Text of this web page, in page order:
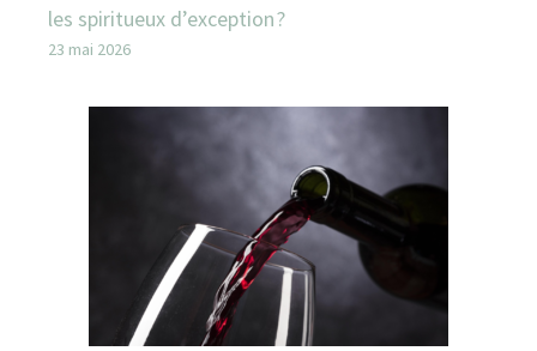
les spiritueux d’exception ?
23 mai 2026